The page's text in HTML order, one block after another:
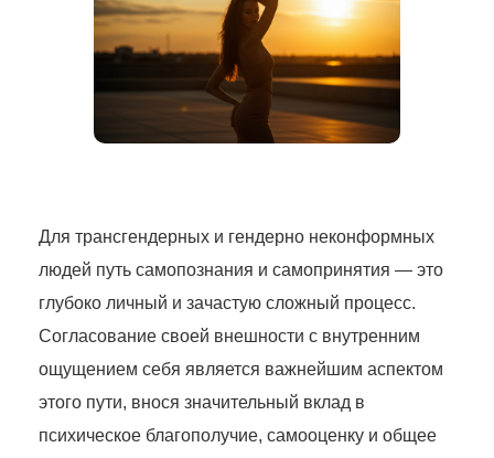
Для трансгендерных и гендерно неконформных
людей путь самопознания и самопринятия — это
глубоко личный и зачастую сложный процесс.
Согласование своей внешности с внутренним
ощущением себя является важнейшим аспектом
этого пути, внося значительный вклад в
психическое благополучие, самооценку и общее